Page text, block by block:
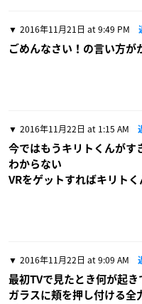
2016年11月21日 at 9:49 PM
ごめんなさい！の言い方が
2016年11月22日 at 1:15 AM
今ではもうキリトくんがす
わからない
VRをゲットすればキリトく
2016年11月22日 at 9:09 AM
最初TVで見たとき何が起き
ガラスに頬を押し付ける全